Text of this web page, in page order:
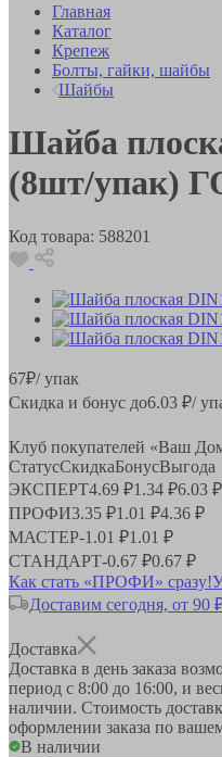
Главная
Каталог
Крепеж
Болты, гайки, шайбы
Шайбы
Шайба
(8шт/упак)
Код товара: 588201
67₽/ упак
Скидка и бонус до6.03 ₽/
Клуб покупателей «Ваш
СтатусСкидкаБонусВыгода
ЭКСПЕРТ4.69 ₽1.34 ₽6.03 ₽
ПРОФИ3.35 ₽1.01 ₽4.36 ₽
МАСТЕР-1.01 ₽1.01 ₽
СТАНДАРТ-0.67 ₽0.67 ₽
Как стать «ПРОФИ» сразу!
Доставим сегодня, от 90
Доставка
Доставка в день заказа
период с 8:00 до 16:00, и
наличии. Стоимость
оформлении заказа по
В наличии